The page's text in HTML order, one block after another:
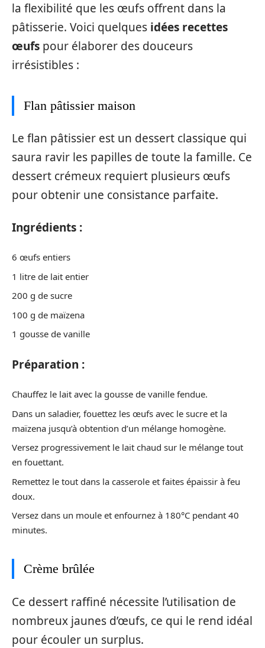
la flexibilité que les œufs offrent dans la
pâtisserie. Voici quelques idées recettes
œufs pour élaborer des douceurs
irrésistibles :
Flan pâtissier maison
Le flan pâtissier est un dessert classique qui
saura ravir les papilles de toute la famille. Ce
dessert crémeux requiert plusieurs œufs
pour obtenir une consistance parfaite.
Ingrédients :
6 œufs entiers
1 litre de lait entier
200 g de sucre
100 g de maïzena
1 gousse de vanille
Préparation :
Chauffez le lait avec la gousse de vanille fendue.
Dans un saladier, fouettez les œufs avec le sucre et la
maïzena jusqu’à obtention d’un mélange homogène.
Versez progressivement le lait chaud sur le mélange tout
en fouettant.
Remettez le tout dans la casserole et faites épaissir à feu
doux.
Versez dans un moule et enfournez à 180°C pendant 40
minutes.
Crème brûlée
Ce dessert raffiné nécessite l’utilisation de
nombreux jaunes d’œufs, ce qui le rend idéal
pour écouler un surplus.